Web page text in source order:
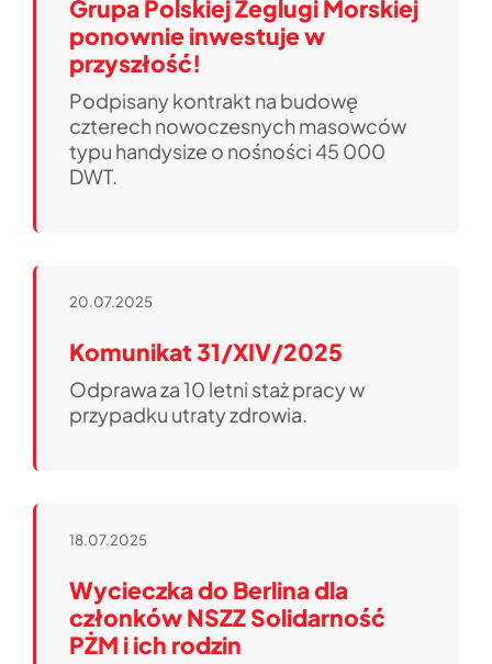
Grupa Polskiej Żeglugi Morskiej
ponownie inwestuje w
przyszłość!
Podpisany kontrakt na budowę
czterech nowoczesnych masowców
typu handysize o nośności 45 000
DWT.
20.07.2025
Komunikat 31/XIV/2025
Odprawa za 10 letni staż pracy w
przypadku utraty zdrowia.
18.07.2025
Wycieczka do Berlina dla
członków NSZZ Solidarność
PŻM i ich rodzin